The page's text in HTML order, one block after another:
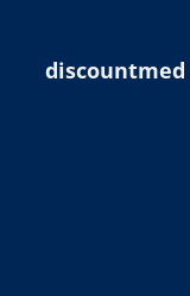
discountmed